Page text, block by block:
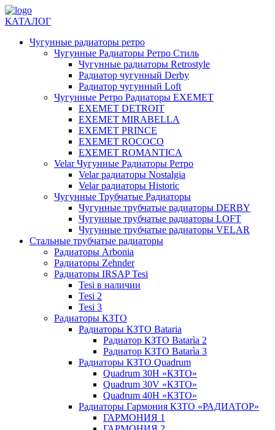
КАТАЛОГ
Чугунные радиаторы ретро
Чугунные Радиаторы Ретро Стиль
Чугунные радиаторы Retrostyle
Радиатор чугунный Derby
Радиатор чугунный Loft
Чугунные Ретро Радиаторы EXEMET
EXEMET DETROIT
EXEMET MIRABELLA
EXEMET PRINCE
EXEMET ROCOCO
EXEMET ROMANTICA
Velar Чугунные Радиаторы Ретро
Velar радиаторы Nostalgia
Velar радиаторы Historic
Чугунные Трубчатые Радиаторы
Чугунные трубчатые радиаторы DERBY
Чугунные трубчатые радиаторы LOFT
Чугунные трубчатые радиаторы VELAR
Стальные трубчатые радиаторы
Радиаторы Arbonia
Радиаторы Zehnder
Радиаторы IRSAP Tesi
Tesi в наличии
Tesi 2
Tesi 3
Радиаторы КЗТО
Радиаторы КЗТО Bataria
Радиатор КЗТО Batarìa 2
Радиатор КЗТО Batarìa 3
Радиаторы КЗТО Quadrum
Quadrum 30H «КЗТО»
Quadrum 30V «КЗТО»
Quadrum 40H «КЗТО»
Радиаторы Гармония КЗТО «РАДИАТОР»
ГАРМОНИЯ 1